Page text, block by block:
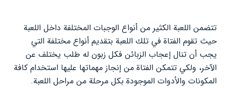
تتضمن اللعبة الكثير من أنواع الوجبات المختلفة داخل اللعبة
حيث تقوم الفتاة في تلك اللعبة بتقديم أنواع مختلفة التي
يجب أن تنال إعجاب الزبائن فكل زبون له طلب يختلف عن
الآخر، ولكي تتمكن الفتاة من إنجاز مهماتها عليها استخدام كافة
المكونات والأدوات الموجودة بكل مرحلة من مراحل اللعبة.